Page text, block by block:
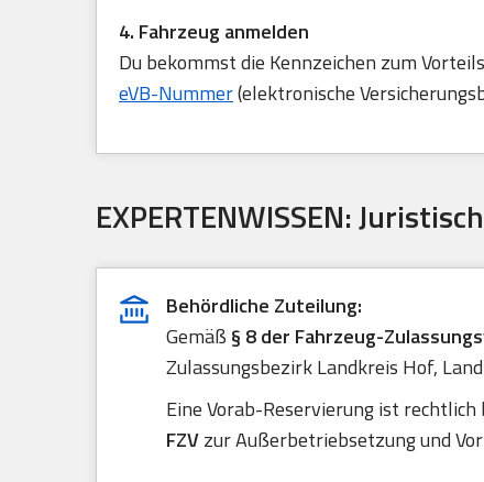
4. Fahrzeug anmelden
Du bekommst die Kennzeichen zum
eVB-Nummer(elektronische
EXPERTENWISSEN:
Behördliche Zuteilung:
Gemäß § 8 der Fahrzeug-
Zulassungsbezirk Landkreis Hof,
Eine Vorab-Reservierung ist
FZVzur Außerbetriebsetzung und